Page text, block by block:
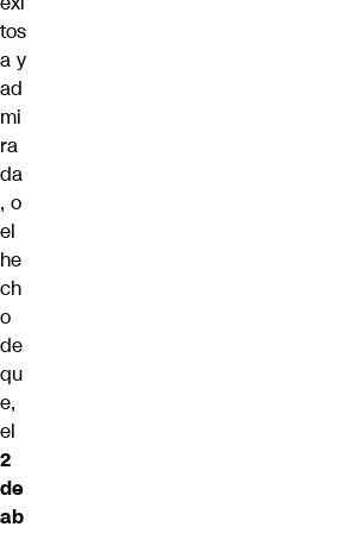
tos
a y
ad
mi
ra
da
, o
el
he
ch
o
de
qu
e,
el
2
de
ab